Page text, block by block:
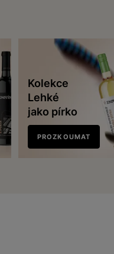
Kolekce
Lehké
jako pírko
PROZKOUMAT